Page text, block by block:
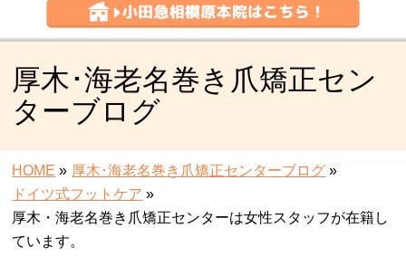
厚木･海老名巻き爪矯正セン
ターブログ
HOME » 厚木･海老名巻き爪矯正センターブログ »
ドイツ式フットケア »
厚木・海老名巻き爪矯正センターは女性スタッフが在籍し
ています。